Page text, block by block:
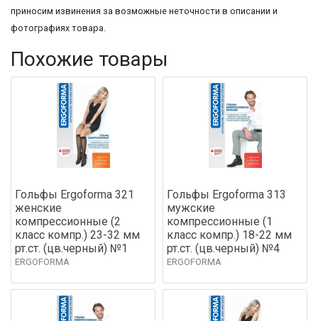
приносим извинения за возможные неточности в описании и
фотографиях товара.
Похожие товары
Гольфы Ergoforma 321
женские
компрессионные (2
класс компр.) 23-32 мм
рт.ст. (цв.черный) №1
ERGOFORMA
Гольфы Ergoforma 313
мужские
компрессионные (1
класс компр.) 18-22 мм
рт.ст. (цв.черный) №4
ERGOFORMA